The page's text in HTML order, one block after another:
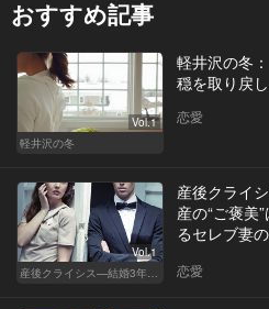
おすすめ記事
Vol.1
軽井沢の冬
軽井沢の冬
穏を取り戻
恋愛
Vol.1
産後クライシス—結婚3年目の波乱—
産後クライ
産の“ご褒美
るセレブ妻
恋愛